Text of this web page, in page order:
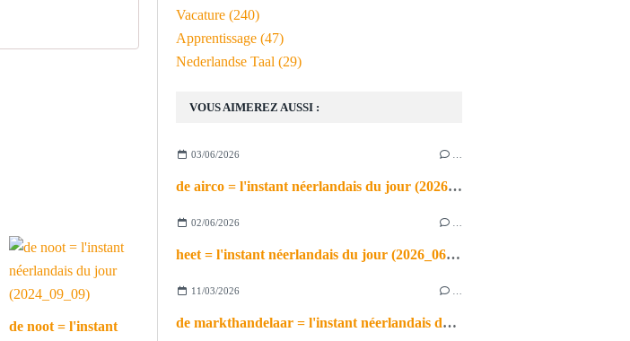
de noot = l'instant
VOUS AIMEREZ AUSSI :
03/06/2026
de airco = l'instant néerlandais du jour (2026_06_03)
02/06/2026
heet = l'instant néerlandais du jour (2026_06_02)
11/03/2026
de markthandelaar = l'instant néerlandais du jour (2026_03_11)
Vacature (240)
Apprentissage (47)
Nederlandse Taal (29)